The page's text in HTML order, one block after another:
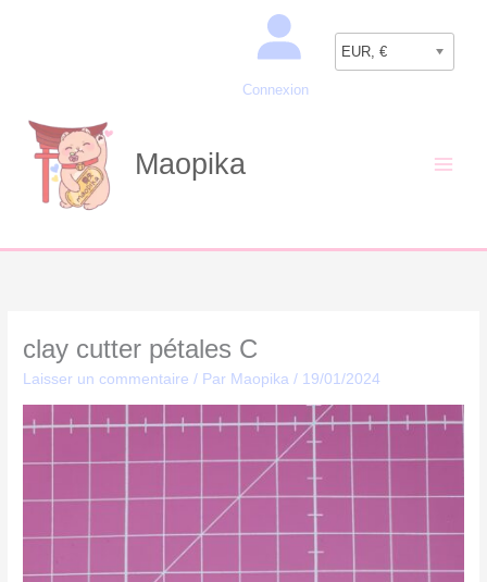
Connexion
EUR, €
Maopika
clay cutter pétales C
Laisser un commentaire / Par Maopika/ 19/01/2024
Recherche